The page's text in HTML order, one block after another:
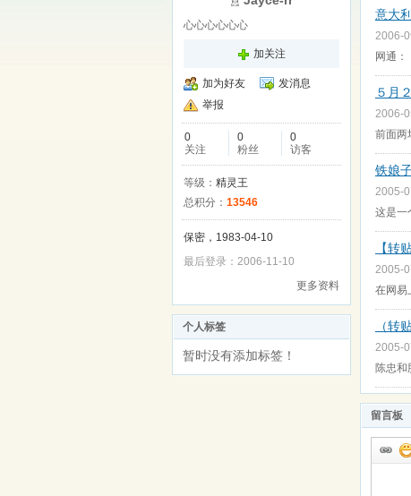
心心心心心心
加关注
加为好友
发消息
举报
0
关注
0
粉丝
0
访客
等级： 精灵王
总积分： 13546
保密，1983-04-10
最后登录：2006-11-10
更多资料
个人标签
暂时没有添加标签！
意大
2006-
网通
５月
2006-
前面两
铁娘
2005-
这是一
【转
2005-
在网易
（转
2005-
陈忠
留言板